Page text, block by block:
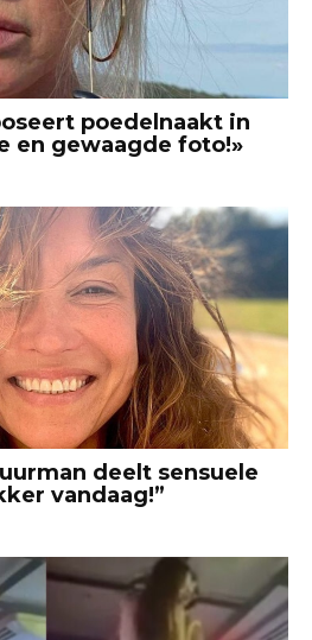
poedelnaakt in
en gewaagde foto!»
deelt sensuele
vandaag!”